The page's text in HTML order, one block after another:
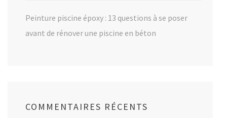
Peinture piscine époxy : 13 questions à se poser
avant de rénover une piscine en béton
COMMENTAIRES RÉCENTS